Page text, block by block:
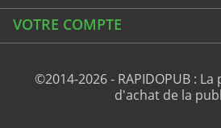
VOTRE COMPTE
©2014-2026 - RAPIDOPUB :
d'achat de la